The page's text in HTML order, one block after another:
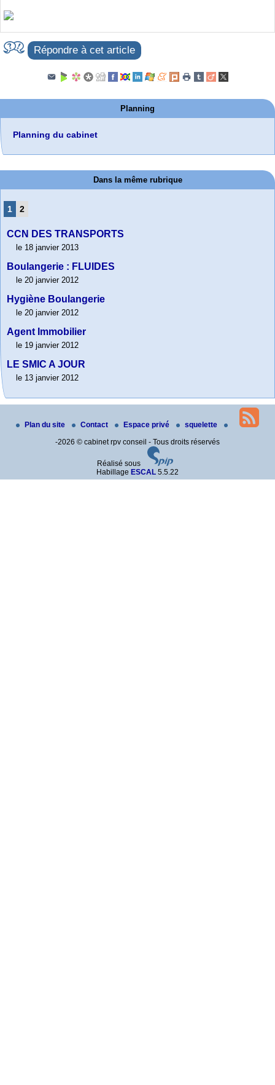
Répondre à cet article
Planning
Planning du cabinet
Dans la même rubrique
1 2
CCN DES TRANSPORTS
le 18 janvier 2013
Boulangerie : FLUIDES
le 20 janvier 2012
Hygiène Boulangerie
le 20 janvier 2012
Agent Immobilier
le 19 janvier 2012
LE SMIC A JOUR
le 13 janvier 2012
Plan du site Contact Espace privé
squelette
-2026 © cabinet rpv conseil - Tous droits réservés
Réalisé sous
Habillage ESCAL 5.5.22